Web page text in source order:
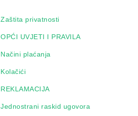
Zaštita privatnosti
OPĆI UVJETI I PRAVILA
Načini plaćanja
Kolačići
REKLAMACIJA
Jednostrani raskid ugovora